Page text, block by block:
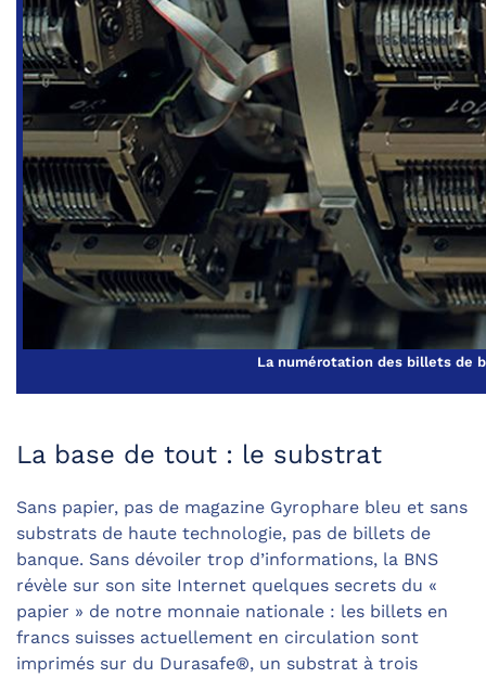
La numérotation des billets de
La base de tout : le substrat
Sans papier, pas de magazine Gyrophare bleu et sans
substrats de haute technologie, pas de billets de
banque. Sans dévoiler trop d’informations, la BNS
révèle sur son site Internet quelques secrets du «
papier » de notre monnaie nationale : les billets en
francs suisses actuellement en circulation sont
imprimés sur du Durasafe®, un substrat à trois